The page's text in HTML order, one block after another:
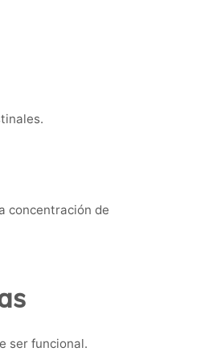
concentración de
ser funcional.